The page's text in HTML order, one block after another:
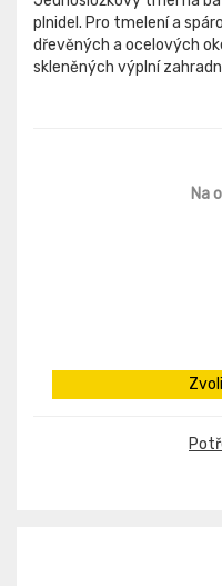
plnidel. Pro tmelení a
dřevěných a ocelových
skleněných výplní
Na